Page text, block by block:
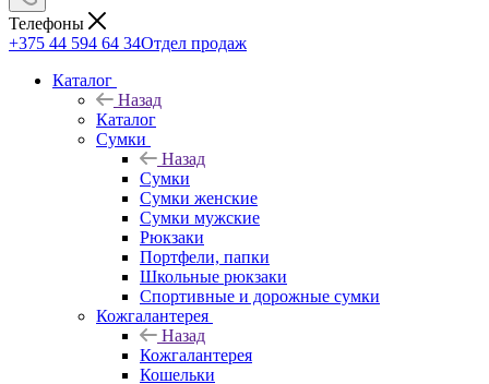
Телефоны
+375 44 594 64 34Отдел продаж
Каталог
Назад
Каталог
Сумки
Назад
Сумки
Сумки женские
Сумки мужские
Рюкзаки
Портфели, папки
Школьные рюкзаки
Спортивные и дорожные сумки
Кожгалантерея
Назад
Кожгалантерея
Кошельки